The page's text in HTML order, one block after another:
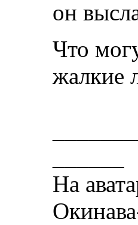
он
Что
жалкие
На